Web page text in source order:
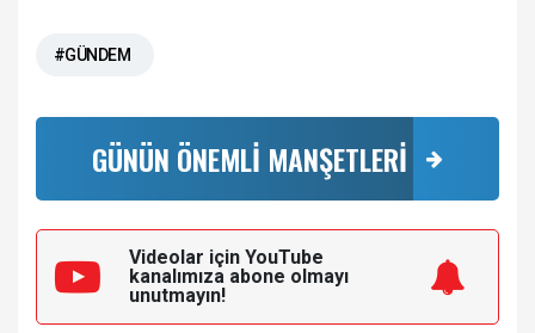
#GÜNDEM
GÜNÜN ÖNEMLİ MANŞETLERİ
Videolar için YouTube
kanalımıza abone olmayı
unutmayın!